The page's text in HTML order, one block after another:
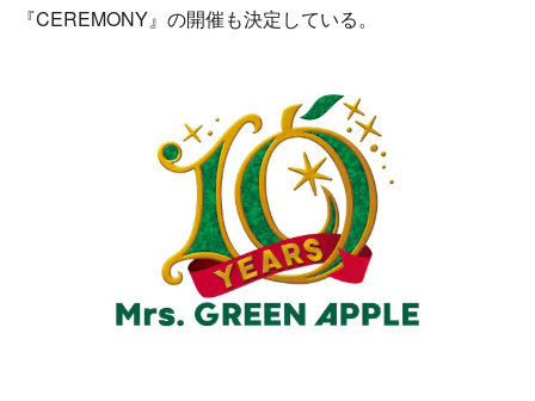
『CEREMONY』の開催も決定している。